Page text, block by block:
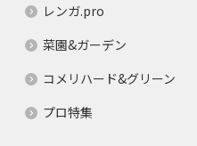
レンガ.pro
菜園&ガーデン
コメリハード&グリーン
プロ特集